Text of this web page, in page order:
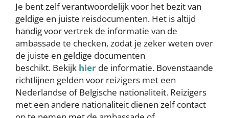
Je bent zelf verantwoordelijk voor het bezit van
geldige en juiste reisdocumenten. Het is altijd
handig voor vertrek de informatie van de
ambassade te checken, zodat je zeker weten over
de juiste en geldige documenten
beschikt. Bekijk hier de informatie. Bovenstaande
richtlijnen gelden voor reizigers met een
Nederlandse of Belgische nationaliteit. Reizigers
met een andere nationaliteit dienen zelf contact